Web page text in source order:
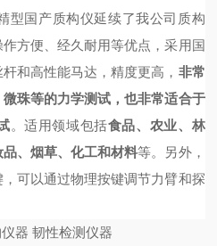
型国产质构仪延续了我公司质构
方便、经久耐用等优点，采用国
和高性能马达，精度更高， 非常
珠等的力学测试，也非常适合于
。适用领域包括食品、农业、林
、烟草、化工和材料等。另外，
可以通过物理按键调节力臂和探